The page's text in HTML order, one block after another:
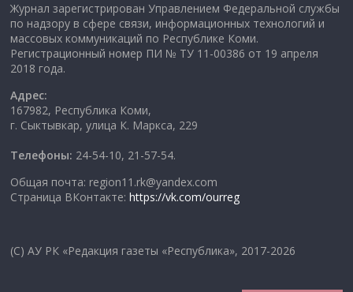
Журнал зарегистрирован Управлением Федеральной службы
по надзору в сфере связи, информационных технологий и
массовых коммуникаций по Республике Коми.
Регистрационный номер ПИ № ТУ 11-00386 от 19 апреля
2018 года.
Адрес:
167982, Республика Коми,
г. Сыктывкар, улица К. Маркса, 229
Телефоны: 24-54-10, 21-57-54.
Общая почта: region11.rk@yandex.com
Страница ВКонтакте:https://vk.com/ourreg
(C) АУ РК «Редакция газеты «Республика», 2017-2026